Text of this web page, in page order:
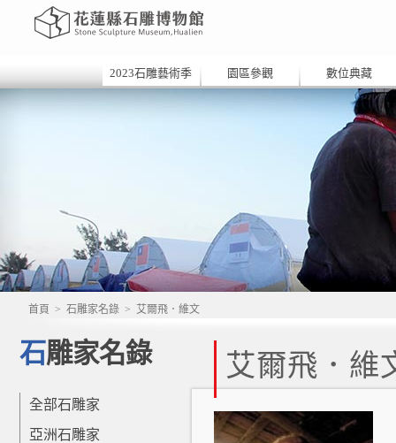
2023石雕藝術季 園區參觀 數位典藏
首頁 > 石雕家名錄 > 艾爾飛．維文
石雕家名錄
全部石雕家
亞洲石雕家
艾爾飛．維